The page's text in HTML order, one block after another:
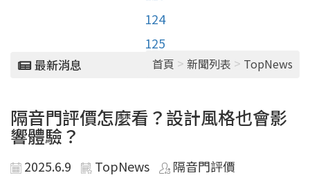
124
125
最新消息 首頁 > 新聞列表 > TopNews
隔音門評價怎麼看？設計風格也會影
響體驗？
2025.6.9 TopNews 隔音門評價